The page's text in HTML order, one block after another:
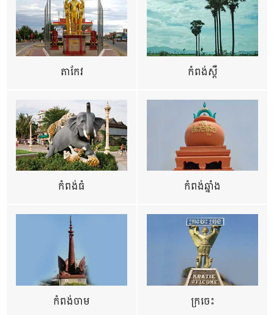
តាកែវ កំពង់ស្ពឺ
កំពង់ធំ កំពង់ឆ្នាំង
កំពង់ចាម ក្រចេះ